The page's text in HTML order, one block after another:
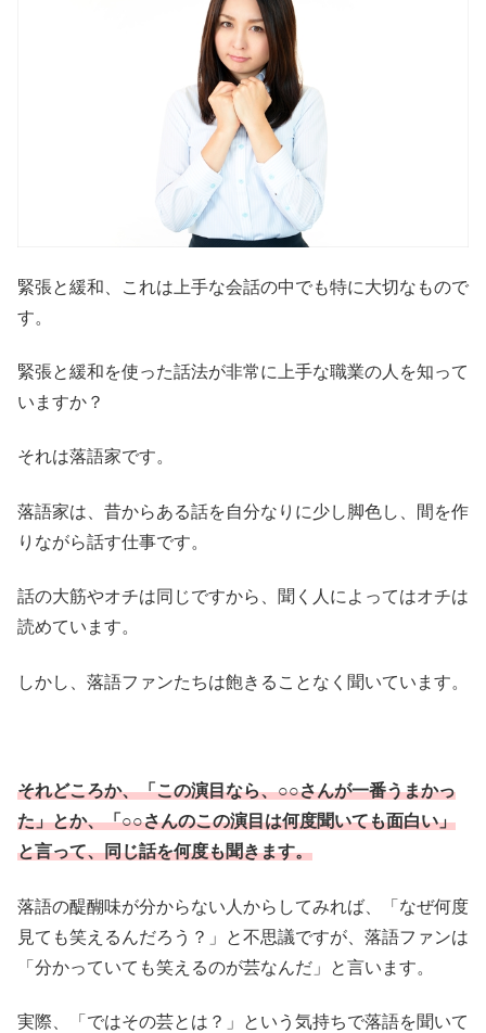
緊張と緩和、これは上手な会話の中でも特に大切なもので
す。
緊張と緩和を使った話法が非常に上手な職業の人を知って
いますか？
それは落語家です。
落語家は、昔からある話を自分なりに少し脚色し、間を作
りながら話す仕事です。
話の大筋やオチは同じですから、聞く人によってはオチは
読めています。
しかし、落語ファンたちは飽きることなく聞いています。
それどころか、「この演目なら、○○さんが一番うまかっ
た」とか、「○○さんのこの演目は何度聞いても面白い」
と言って、同じ話を何度も聞きます。
落語の醍醐味が分からない人からしてみれば、「なぜ何度
見ても笑えるんだろう？」と不思議ですが、落語ファンは
「分かっていても笑えるのが芸なんだ」と言います。
実際、「ではその芸とは？」という気持ちで落語を聞いて